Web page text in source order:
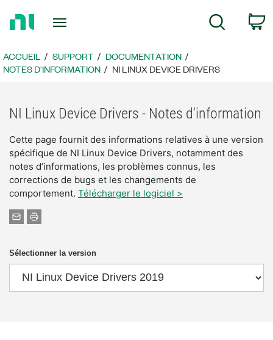
page
d’accueil
ACCUEIL SUPPORT
DOCUMENTATION
NOTES D'INFORMATION
NI LINUX DEVICE DRIVERS
NI Linux Device Drivers - Notes d'information
Cette page fournit des informations relatives à une version
spécifique de NI Linux Device Drivers, notamment des
notes d’informations, les problèmes connus, les
corrections de bugs et les changements de
comportement. Télécharger le logiciel >
Sélectionner la version